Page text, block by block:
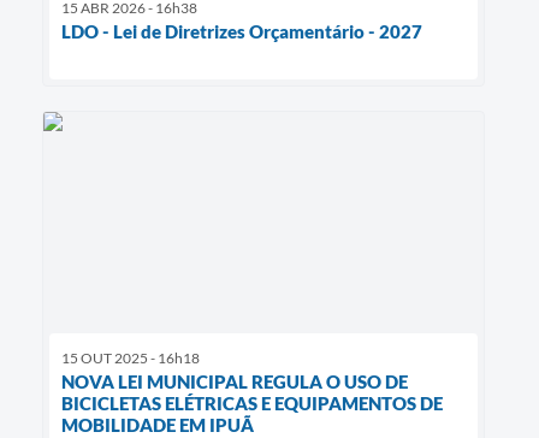
15 ABR 2026 - 16h38
LDO - Lei de Diretrizes Orçamentário - 2027
15 OUT 2025 - 16h18
NOVA LEI MUNICIPAL REGULA O USO DE
BICICLETAS ELÉTRICAS E EQUIPAMENTOS DE
MOBILIDADE EM IPUÃ